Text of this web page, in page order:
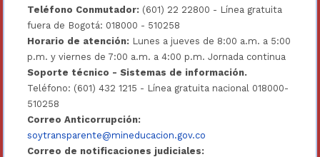
Teléfono Conmutador: (601) 22 22800 - Línea gratuita
fuera de Bogotá: 018000 - 510258
Horario de atención: Lunes a jueves de 8:00 a.m. a 5:00
p.m. y viernes de 7:00 a.m. a 4:00 p.m. Jornada continua
Soporte técnico - Sistemas de información.
Teléfono: (601) 432 1215 - Línea gratuita nacional 018000-
510258
Correo Anticorrupción:
soytransparente@mineducacion.gov.co
Correo de notificaciones judiciales: